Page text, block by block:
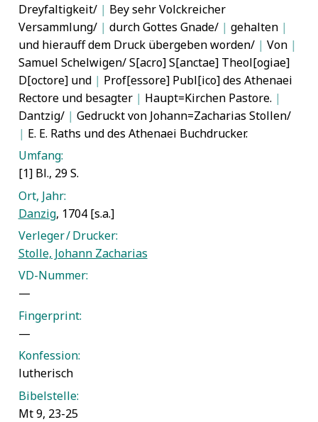
Dreyfaltigkeit/ | Bey sehr Volckreicher
Versammlung/ | durch Gottes Gnade/ | gehalten |
und hierauff dem Druck übergeben worden/ | Von |
Samuel Schelwigen/ S[acro] S[anctae] Theol[ogiae]
D[octore] und | Prof[essore] Publ[ico] des Athenaei
Rectore und besagter | Haupt=Kirchen Pastore. |
Dantzig/ | Gedruckt von Johann=Zacharias Stollen/
| E. E. Raths und des Athenaei Buchdrucker.
Umfang:
[1] Bl., 29 S.
Ort, Jahr:
Danzig, 1704 [s.a.]
Verleger / Drucker:
Stolle, Johann Zacharias
VD-Nummer:
—
Fingerprint:
—
Konfession:
lutherisch
Bibelstelle:
Mt 9, 23-25